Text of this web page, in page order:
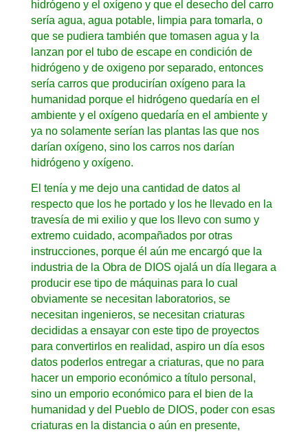
hidrógeno y el oxígeno y que el desecho del carro
sería agua, agua potable, limpia para tomarla, o
que se pudiera también que tomasen agua y la
lanzan por el tubo de escape en condición de
hidrógeno y de oxigeno por separado, entonces
sería carros que producirían oxígeno para la
humanidad porque el hidrógeno quedaría en el
ambiente y el oxígeno quedaría en el ambiente y
ya no solamente serían las plantas las que nos
darían oxígeno, sino los carros nos darían
hidrógeno y oxígeno.
El tenía y me dejo una cantidad de datos al
respecto que los he portado y los he llevado en la
travesía de mi exilio y que los llevo con sumo y
extremo cuidado, acompañados por otras
instrucciones, porque él aún me encargó que la
industria de la Obra de DIOS ojalá un día llegara a
producir ese tipo de máquinas para lo cual
obviamente se necesitan laboratorios, se
necesitan ingenieros, se necesitan criaturas
decididas a ensayar con este tipo de proyectos
para convertirlos en realidad, aspiro un día esos
datos poderlos entregar a criaturas, que no para
hacer un emporio económico a título personal,
sino un emporio económico para el bien de la
humanidad y del Pueblo de DIOS, poder con esas
criaturas en la distancia o aún en presente,